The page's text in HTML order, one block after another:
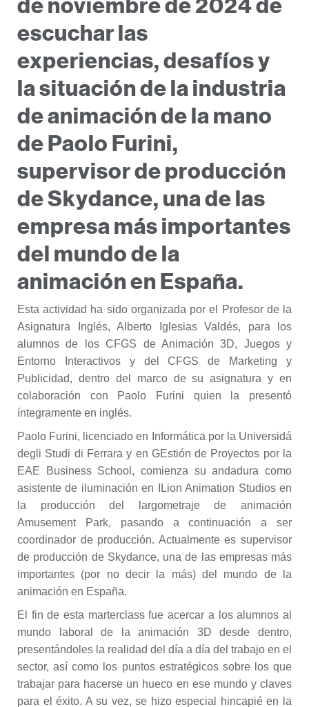
escuchar las
experiencias, desafíos y
la situación de la industria
de animación de la mano
de Paolo Furini,
supervisor de producción
de Skydance, una de las
empresa más importantes
del mundo de la
animación en España.
Esta actividad ha sido organizada por el Profesor de la
Asignatura Inglés, Alberto Iglesias Valdés, para los
alumnos de los CFGS de Animación 3D, Juegos y
Entorno Interactivos y del CFGS de Marketing y
Publicidad, dentro del marco de su asignatura y en
colaboración con Paolo Furini quien la presentó
íntegramente en inglés.
Paolo Furini, licenciado en Informática por la Universidá
degli Studi di Ferrara y en GEstión de Proyectos por la
EAE Business School, comienza su andadura como
asistente de iluminación en ILion Animation Studios en
la producción del largometraje de animación
Amusement Park, pasando a continuación a ser
coordinador de producción. Actualmente es supervisor
de producción de Skydance, una de las empresas más
importantes (por no decir la más) del mundo de la
animación en España.
El fin de esta marterclass fue acercar a los alumnos al
mundo laboral de la animación 3D desde dentro,
presentándoles la realidad del día a día del trabajo en el
sector, así como los puntos estratégicos sobre los que
trabajar para hacerse un hueco en ese mundo y claves
para el éxito. A su vez, se hizo especial hincapié en la